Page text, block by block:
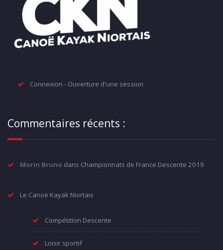
Connexion - Ouverture d'une session
Commentaires récents :
Morin Bruno dans Championnats de France Descente 2019
Le Canoë Kayak Niortais
Compétition Descente
Loisir sportif